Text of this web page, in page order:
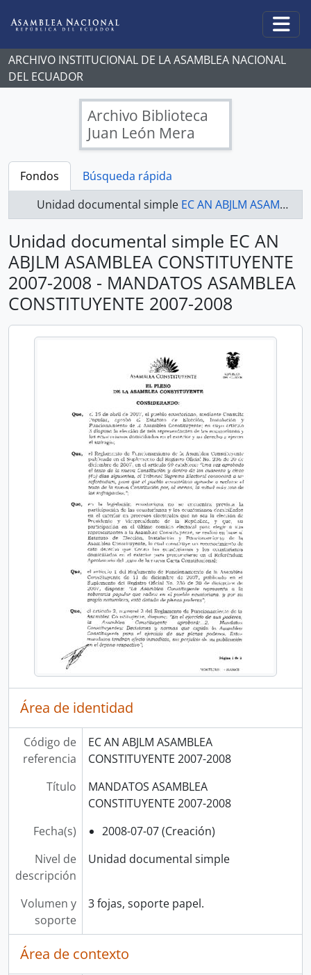
ARCHIVO INSTITUCIONAL DE LA ASAMBLEA NACIONAL
DEL ECUADOR
Archivo Biblioteca
Juan León Mera
Fondos
Búsqueda rápida
Unidad documental simple EC AN ABJLM ASAMBLEA CONSTITUYENTE 2007-2008 - MANDATOS ASAMBLEA CONSTITUYENTE 2007-2008
Unidad documental simple EC AN
ABJLM ASAMBLEA CONSTITUYENTE
2007-2008 - MANDATOS ASAMBLEA
CONSTITUYENTE 2007-2008
Área de identidad
Código de
referencia
EC AN ABJLM ASAMBLEA
CONSTITUYENTE 2007-2008
Título
MANDATOS ASAMBLEA
CONSTITUYENTE 2007-2008
Fecha(s)
2008-07-07 (Creación)
Nivel de
descripción
Unidad documental simple
Volumen y
soporte
3 fojas, soporte papel.
Área de contexto